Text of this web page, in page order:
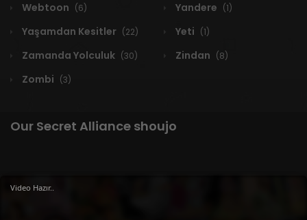
Webtoon (6) Yandere (1)
Yaşamdan Kesitler (22) Yeti (1)
Zamanda Yolculuk (30) Zindan (8)
Zombi (3)
Our Secret Alliance shoujo
1 RESULT
Video Hazır..